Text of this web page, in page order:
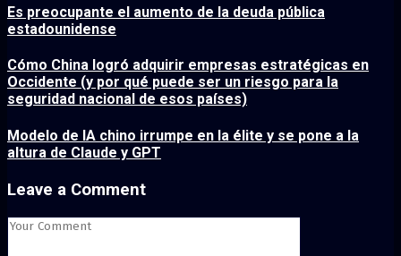
Es preocupante el aumento de la deuda pública
estadounidense
Cómo China logró adquirir empresas estratégicas en
Occidente (y por qué puede ser un riesgo para la
seguridad nacional de esos países)
Modelo de IA chino irrumpe en la élite y se pone a la
altura de Claude y GPT
Leave a Comment